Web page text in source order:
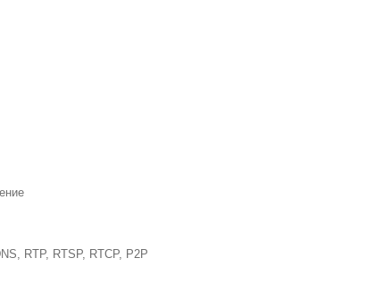
RTP, RTSP, RTCP, P2P